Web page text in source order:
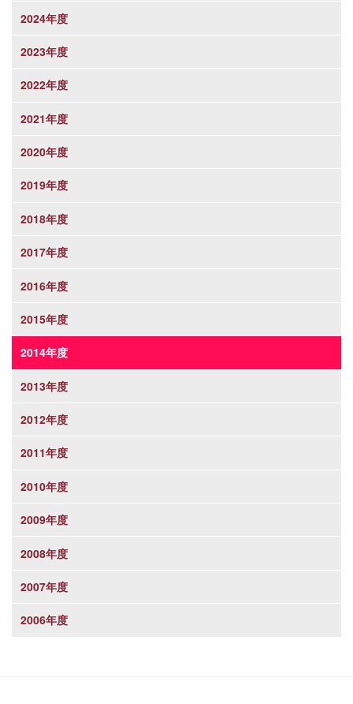
2024年度
2023年度
2022年度
2021年度
2020年度
2019年度
2018年度
2017年度
2016年度
2015年度
2014年度
2013年度
2012年度
2011年度
2010年度
2009年度
2008年度
2007年度
2006年度